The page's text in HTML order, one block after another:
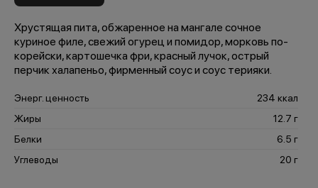
Хрустящая пита, обжаренное на мангале сочное
куриное филе, свежий огурец и помидор, морковь по-
корейски, картошечка фри, красный лучок, острый
перчик халапеньо, фирменный соус и соус терияки.
Энерг. ценность
234 ккал
Жиры
12.7 г
Белки
6.5 г
Углеводы
20 г